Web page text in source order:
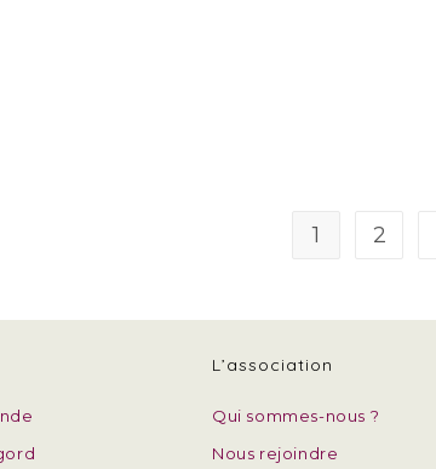
1 2
L’association
Qui sommes-nous ?
Nous rejoindre